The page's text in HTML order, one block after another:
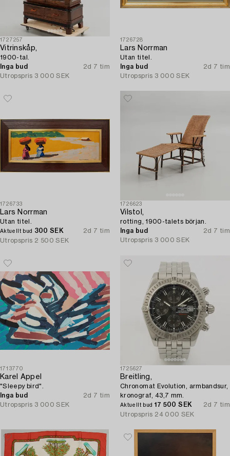
1727257
Vitrinskåp,
1900-tal.
Inga bud
2d 7 tim
Utropspris 3 000 SEK
1726728
Lars Norrman
Utan titel.
Inga bud
2d 7 tim
Utropspris 3 000 SEK
1726733
Lars Norrman
Utan titel.
Aktuellt bud 300 SEK
2d 7 tim
Utropspris 2 500 SEK
1726623
Vilstol,
rotting, 1900-talets början.
Inga bud
2d 7 tim
Utropspris 3 000 SEK
1713770
Karel Appel
"Sleepy bird".
Inga bud
2d 7 tim
Utropspris 3 000 SEK
1725627
Breitling,
Chronomat Evolution, armbandsur,
kronograf, 43,7 mm.
Aktuellt bud 17 500 SEK
2d 7 tim
Utropspris 24 000 SEK